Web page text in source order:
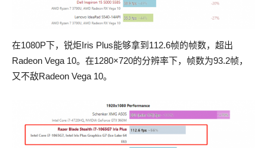
在1080P下，锐炬Iris Plus能够拿到112.6帧的帧数，超出
Radeon Vega 10。在1280×720的分辨率下，帧数为93.2帧，
又不敌Radeon Vega 10。